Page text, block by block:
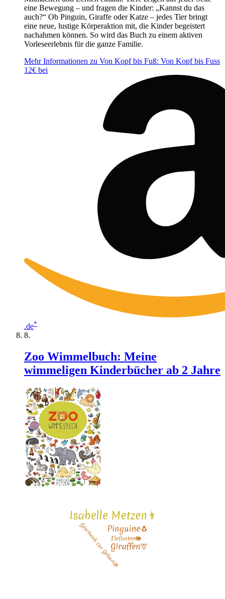
eine Bewegung – und fragen die Kinder: „Kannst du das
auch?“ Ob Pinguin, Giraffe oder Katze – jedes Tier bringt
eine neue, lustige Körperaktion mit, die Kinder begeistert
nachahmen können. So wird das Buch zu einem aktiven
Vorleseerlebnis für die ganze Familie.
Mehr Informationen zu Von Kopf bis Fuß: Von Kopf bis Fuss
12€ bei
.de*
Zoo Wimmelbuch: Meine
wimmeligen Kinderbücher ab 2 Jahre